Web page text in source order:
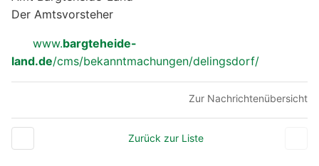
Der Amtsvorsteher
www.bargteheide-
land.de/cms/bekanntmachungen/delingsdorf/
Zur Nachrichtenübersicht
Zurück zur Liste